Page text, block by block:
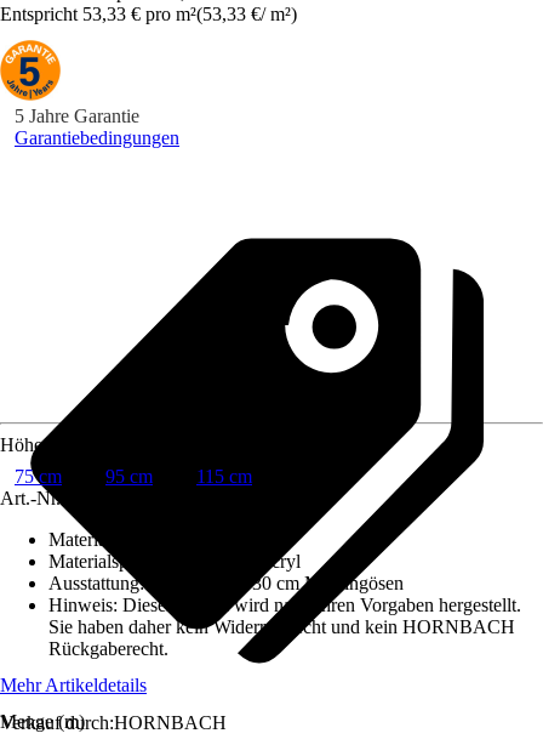
Entspricht 53,33 € pro m²(53,33 €/ m²)
5 Jahre Garantie
Garantiebedingungen
Verkauf durch:HORNBACH
Höhe
75 cm
95 cm
115 cm
Art.-Nr.
Material
Materialspezifizierung
Polyacryl
Ausstattung:
Rundum alle 30 cm Messingösen
Hinweis: Dieser Artikel wird nach Ihren Vorgaben hergestellt.
Sie haben daher kein Widerrufsrecht und kein HORNBACH
Rückgaberecht.
Mehr Artikeldetails
Menge (m)